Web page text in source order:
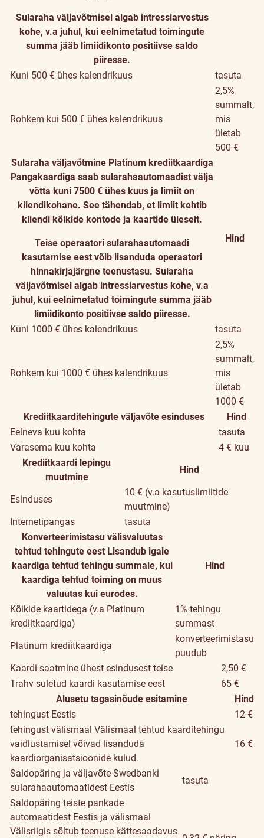
Sularaha väljavõtmisel algab intressiarvestus
kohe, v.a juhul, kui eelnimetatud toimingute
summa jääb limiidikonto positiivse saldo
piiresse.
Kuni 500 € ühes kalendrikuus tasuta
Rohkem kui 500 € ühes kalendrikuus
2,5%
summalt,
mis
ületab
500 €
Sularaha väljavõtmine Platinum krediitkaardiga
Pangakaardiga saab sularahaautomaadist välja
võtta kuni 7500 € ühes kuus ja limiit on
kliendikohane. See tähendab, et limiit kehtib
kliendi kõikide kontode ja kaartide üleselt.
Teise operaatori sularahaautomaadi
kasutamise eest võib lisanduda operaatori
hinnakirjajärgne teenustasu. Sularaha
väljavõtmisel algab intressiarvestus kohe, v.a
juhul, kui eelnimetatud toimingute summa jääb
limiidikonto positiivse saldo piiresse.
Hind
Kuni 1000 € ühes kalendrikuus tasuta
Rohkem kui 1000 € ühes kalendrikuus
2,5%
summalt,
mis
ületab
1000 €
Krediitkaarditehingute väljavõte esinduses
Hind
Eelneva kuu kohta
tasuta
Varasema kuu kohta
4 € kuu
Krediitkaardi lepingu
muutmine
Hind
Esinduses
10 € (v.a kasutuslimiitide
muutmine)
Internetipangas
tasuta
Konverteerimistasu välisvaluutas
tehtud tehingute eest Lisandub igale
kaardiga tehtud tehingu summale, kui
kaardiga tehtud toiming on muus
valuutas kui eurodes.
Hind
Kõikide kaartidega (v.a Platinum
krediitkaardiga)
1% tehingu
summast
Platinum krediitkaardiga
konverteerimistasu
puudub
Kaardi saatmine ühest esindusest teise
2,50 €
Trahv suletud kaardi kasutamise eest
65 €
Alusetu tagasinõude esitamine
Hind
tehingust Eestis
12 €
tehingust välismaal Välismaal tehtud kaarditehingu
vaidlustamisel võivad lisanduda
kaardiorganisatsioonide kulud.
16 €
Saldopäring ja väljavõte Swedbanki
sularahaautomaatidest Eestis
tasuta
Saldopäring teiste pankade
automaatidest Eestis ja välismaal
Välisriigis sõltub teenuse kättesaadavus